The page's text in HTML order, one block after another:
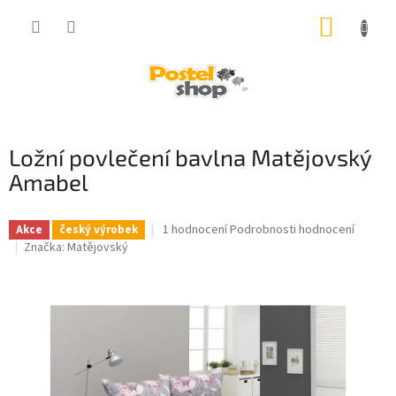
Ložní povlečení bavlna Matějovský
Amabel
Akce český výrobek
Průměrné
hvězdiček.
1 hodnoceníPodrobnosti hodnocení
Značka: Matějovský